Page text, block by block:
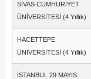
SİVAS CUMHURİYET
ÜNİVERSİTESİ (4 Yıllık)
HACETTEPE
ÜNİVERSİTESİ (4 Yıllık)
İSTANBUL 29 MAYIS